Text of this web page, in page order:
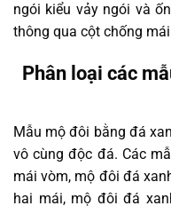
ngói kiểu vảy ngói và
thông qua cột chống
Phân loại các
Mẫu mộ đôi bằng đá
vô cùng độc đá. Các
mái vòm, mộ đôi đá
hai mái, mộ đôi đá